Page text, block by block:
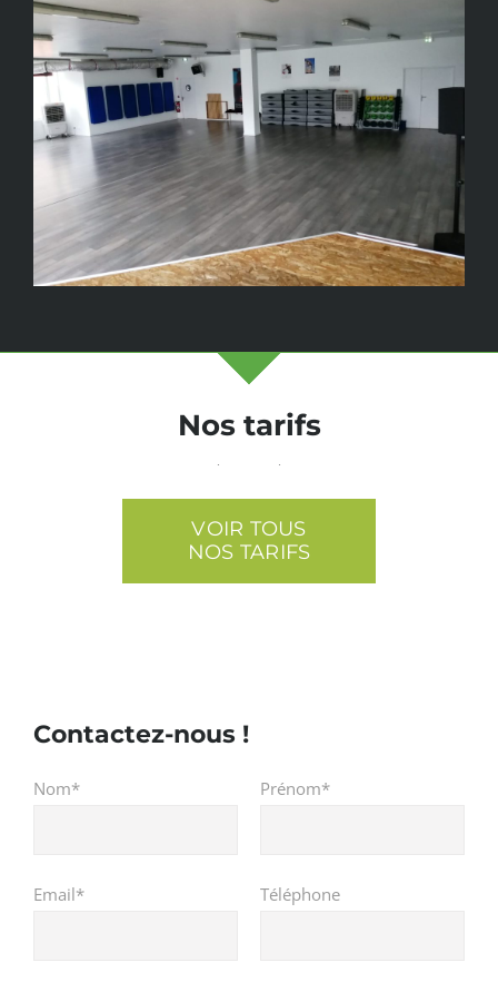
Nos tarifs
VOIR TOUS
NOS TARIFS
Contactez-nous !
Nom* Prénom*
Email* Téléphone